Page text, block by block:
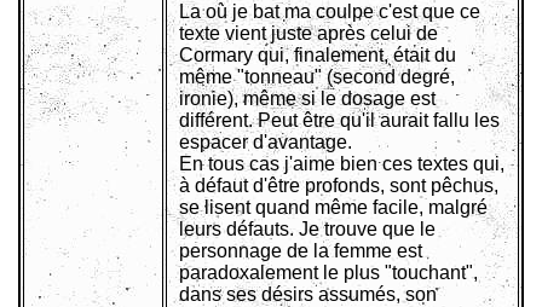
La où je bat ma coulpe c'est que ce
texte vient juste après celui de
Cormary qui, finalement, était du
même "tonneau" (second degré,
ironie), même si le dosage est
différent. Peut être qu'il aurait fallu les
espacer d'avantage.
En tous cas j'aime bien ces textes qui,
à défaut d'être profonds, sont pêchus,
se lisent quand même facile, malgré
leurs défauts. Je trouve que le
personnage de la femme est
paradoxalement le plus "touchant",
dans ses désirs assumés, son